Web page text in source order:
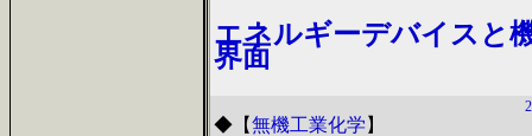
エネルギーデバイスと
界面
◆ 【無機工業化学 】